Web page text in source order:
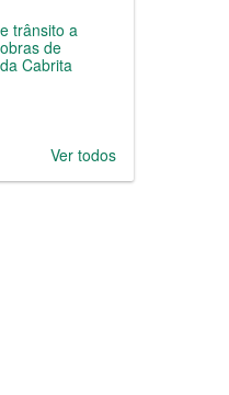
trânsito a
de
Cabrita
Ver todos